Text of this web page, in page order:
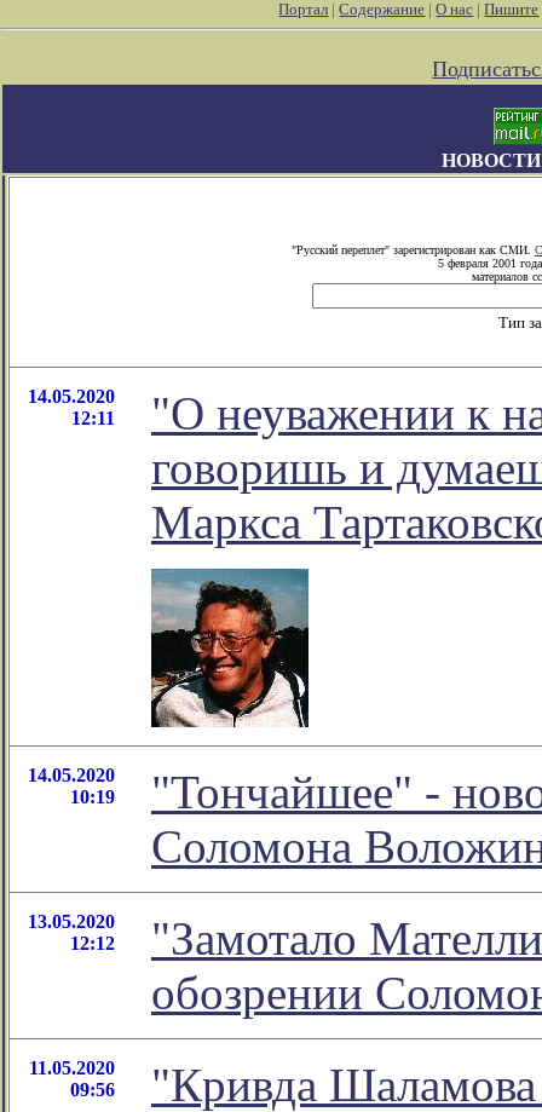
Портал |Содержание |О нас |Пишите
"Русский переплет" зарегистрирован как СМИ.
5 февраля 2001
материалов
Тип
14.05.2020
12:11
"О неуважении к
говоришь и
Маркса
14.05.2020
10:19
"Тончайшее" -
Соломона
13.05.2020
12:12
"Замотало
обозрении
11.05.2020
09:56
"Кривда Шаламова